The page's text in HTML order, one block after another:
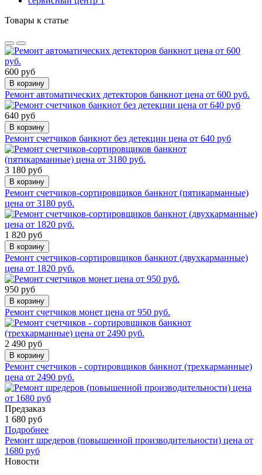
Товары к статье
600 руб
В корзину
Ремонт автоматических детекторов банкнот цена от 600 руб.
640 руб
В корзину
Ремонт счетчиков банкнот без детекции цена от 640 руб
3 180 руб
В корзину
Ремонт счетчиков-сортировщиков банкнот (пятикарманные)
цена от 3180 руб.
1 820 руб
В корзину
Ремонт счетчиков-сортировщиков банкнот (двухкарманные)
цена от 1820 руб.
950 руб
В корзину
Ремонт счетчиков монет цена от 950 руб.
2 490 руб
В корзину
Ремонт счетчиков - сортировщиков банкнот (трехкарманные)
цена от 2490 руб.
Предзаказ
1 680 руб
Подробнее
Ремонт шредеров (повышенной производительности) цена от
1680 руб
Новости